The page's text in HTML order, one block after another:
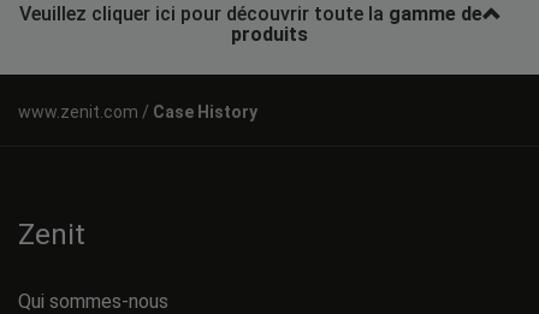
Veuillez cliquer ici pour découvrir toute la gamme de
produits
Case History
Zenit
Qui sommes-nous